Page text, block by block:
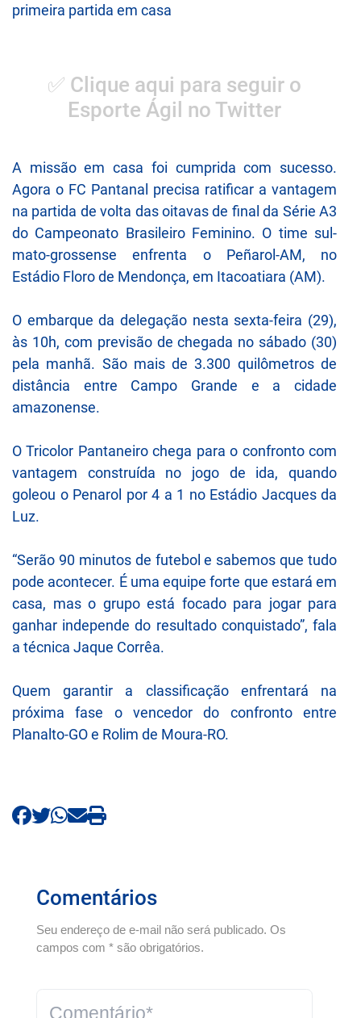
primeira partida em casa
✅ Clique aqui para seguir o
Esporte Ágil no Twitter
A missão em casa foi cumprida com sucesso.
Agora o FC Pantanal precisa ratificar a vantagem
na partida de volta das oitavas de final da Série A3
do Campeonato Brasileiro Feminino. O time sul-
mato-grossense enfrenta o Peñarol-AM, no
Estádio Floro de Mendonça, em Itacoatiara (AM).
O embarque da delegação nesta sexta-feira (29),
às 10h, com previsão de chegada no sábado (30)
pela manhã. São mais de 3.300 quilômetros de
distância entre Campo Grande e a cidade
amazonense.
O Tricolor Pantaneiro chega para o confronto com
vantagem construída no jogo de ida, quando
goleou o Penarol por 4 a 1 no Estádio Jacques da
Luz.
“Serão 90 minutos de futebol e sabemos que tudo
pode acontecer. É uma equipe forte que estará em
casa, mas o grupo está focado para jogar para
ganhar independe do resultado conquistado”, fala
a técnica Jaque Corrêa.
Quem garantir a classificação enfrentará na
próxima fase o vencedor do confronto entre
Planalto-GO e Rolim de Moura-RO.
Comentários
Seu endereço de e-mail não será publicado. Os
campos com * são obrigatórios.